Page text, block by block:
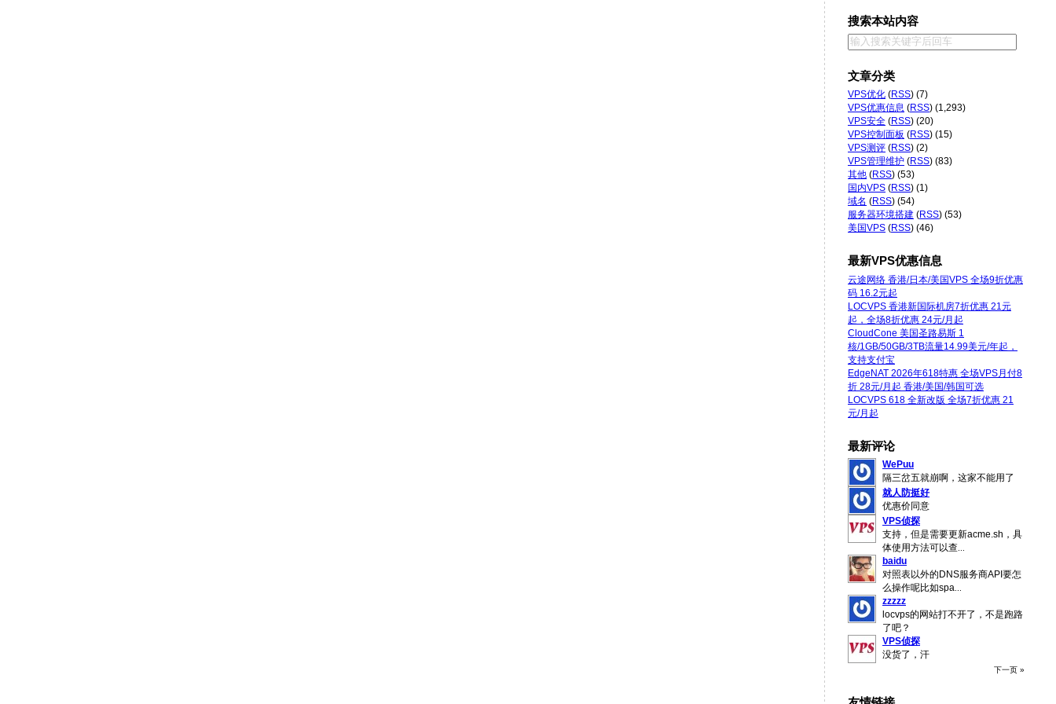
搜索本站内容
文章分类
VPS优化 (RSS) (7)
VPS优惠信息 (RSS) (1,293)
VPS安全 (RSS) (20)
VPS控制面板 (RSS) (15)
VPS测评 (RSS) (2)
VPS管理维护 (RSS) (83)
其他 (RSS) (53)
国内VPS (RSS) (1)
域名 (RSS) (54)
服务器环境搭建 (RSS) (53)
美国VPS (RSS) (46)
最新VPS优惠信息
云途网络 香港/日本/美国VPS 全场9折优惠
码 16.2元起
LOCVPS 香港新国际机房7折优惠 21元
起，全场8折优惠 24元/月起
CloudCone 美国圣路易斯 1
核/1GB/50GB/3TB流量14.99美元/年起，
支持支付宝
EdgeNAT 2026年618特惠 全场VPS月付8
折 28元/月起 香港/美国/韩国可选
LOCVPS 618 全新改版 全场7折优惠 21
元/月起
最新评论
WePuu
隔三岔五就崩啊，这家不能用了
就人防挺好
优惠价同意
VPS侦探
支持，但是需要更新acme.sh，具
体使用方法可以查
baidu
对照表以外的DNS服务商API要怎
么操作呢比如spa
zzzzz
locvps的网站打不开了，不是跑路
了吧？
VPS侦探
没货了，汗
下一页 »